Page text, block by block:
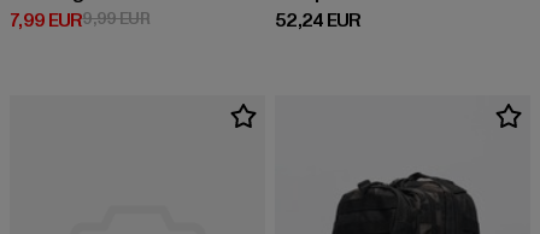
7,99 EUR
Derzeitiger Preis: 7,99 EUR
9,99 EURAktionspreis: 9,99 EUR52,24 EUR
Derzeitiger Preis: 52,24 EUR